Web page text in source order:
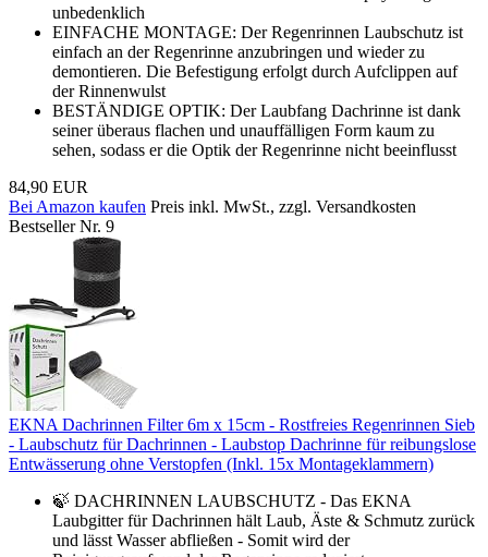
unbedenklich
EINFACHE MONTAGE: Der Regenrinnen Laubschutz ist
einfach an der Regenrinne anzubringen und wieder zu
demontieren. Die Befestigung erfolgt durch Aufclippen auf
der Rinnenwulst
BESTÄNDIGE OPTIK: Der Laubfang Dachrinne ist dank
seiner überaus flachen und unauffälligen Form kaum zu
sehen, sodass er die Optik der Regenrinne nicht beeinflusst
84,90 EUR
Bei Amazon kaufen Preis inkl. MwSt., zzgl. Versandkosten
Bestseller Nr. 9
EKNA Dachrinnen Filter 6m x 15cm - Rostfreies Regenrinnen Sieb
- Laubschutz für Dachrinnen - Laubstop Dachrinne für reibungslose
Entwässerung ohne Verstopfen (Inkl. 15x Montageklammern)
🍃 DACHRINNEN LAUBSCHUTZ - Das EKNA
Laubgitter für Dachrinnen hält Laub, Äste & Schmutz zurück
und lässt Wasser abfließen - Somit wird der